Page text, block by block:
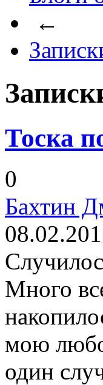
←
Тоска
0
Бахтин
Много
мою
один